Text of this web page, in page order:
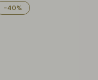
-40%